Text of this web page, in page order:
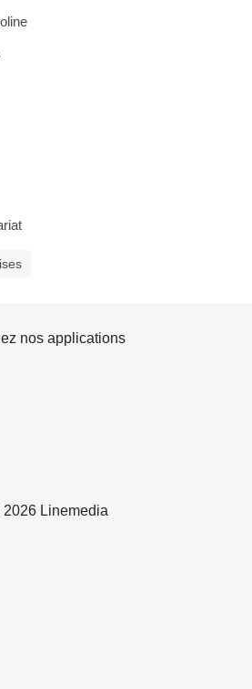
Linemedia
nos applications